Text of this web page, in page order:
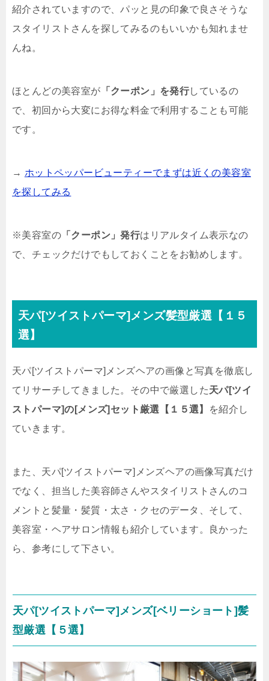
紹介されていますので、パッと見の印象で良さそうな
スタイリストさんを探してみるのもいいかも知れませ
んね。
ほとんどの美容室が 「クーポン」を発行しているの
で、初回から大変にお得な料金で利用することも可能
です。
→ ホットペッパービューティーでまずは近くの美容室
を探してみる
※美容室の 「クーポン」発行はリアルタイム表示なの
で、チェックだけでもしておくことをお勧めします。
天パ[ツイストパーマ]メンズ髪型厳選【１５
選】
天パ[ツイストパーマ]メンズヘアの画像と写真を徹底し
てリサーチしてきました。その中で厳選した天パ[ツイ
ストパーマ]の[メンズ]セット厳選【１５選】
を紹介し
ていきます。
また、天パ[ツイストパーマ]メンズヘアの画像写真だけ
でなく、担当した美容師さんやスタイリストさんのコ
メントと髪量・髪質・太さ・クセのデータ、そして、
美容室・ヘアサロン情報も紹介しています。良かった
ら、参考にして下さい。
天パ[ツイストパーマ]メンズ[ベリーショート]髪
型厳選【５選】